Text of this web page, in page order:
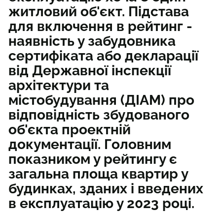
житловий об'єкт. Підстава
для включення в рейтинг -
наявність у забудовника
сертифіката або декларації
від Державної інспекції
архітектури та
містобудування (ДІАМ) про
відповідність збудованого
об'єкта проектній
документації. Головним
показником у рейтингу є
загальна площа квартир у
будинках, зданих і введених
в експлуатацію у 2023 році.